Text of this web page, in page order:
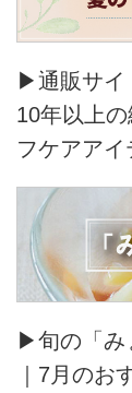
▶通販サイ
10年以上
フケアアイ
▶旬の「み
｜7月のお